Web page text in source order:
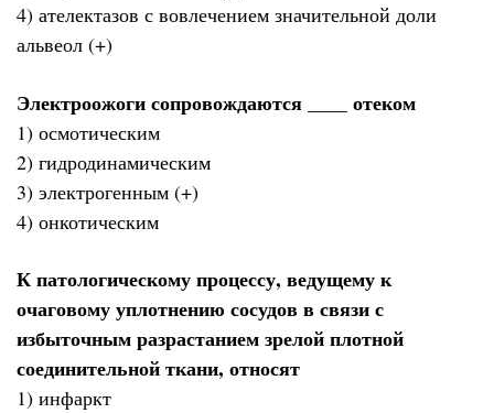
4) ателектазов с вовлечением значительной доли
альвеол (+)
Электроожоги сопровождаются ____ отеком
1) осмотическим
2) гидродинамическим
3) электрогенным (+)
4) онкотическим
К патологическому процессу, ведущему к
очаговому уплотнению сосудов в связи с
избыточным разрастанием зрелой плотной
соединительной ткани, относят
1) инфаркт